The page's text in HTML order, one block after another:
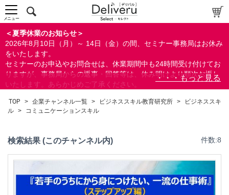
＜夏季休業のお知らせ＞
2026年8月10日（月）～ 14日（金）の間、セミナー事務局はお休み
をいたします。
セミナーのお申込やお問合せは、休業期間中も24時間受け付けてお
りますが、事務局からの返事・回答等は、休み明けより順次お返し
いたします。あらかじめご了承ください。
ができます。
メニュー
TOP > 企業チャンネル一覧 > ビジネススキル教育研究所 >
ビジネススキ
ル > コミュニケーションスキル
検索結果 (このチャンネル内) 件数:8